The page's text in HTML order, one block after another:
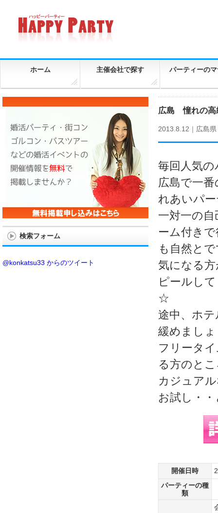
ホーム 主催会社で探す パーティーの
広島 憧れの高
2013.8.12｜ 広島県
毎回人気
広島で一
れあいパ
一対一の
ーム付き
も自然と
気になる
ピールし
☆
途中、ホ
緩めまし
フリータ
る方のと
カジュア
お試し・
開催日時
パーティーの種
類
検索フォーム
@konkatsu33 からのツイート